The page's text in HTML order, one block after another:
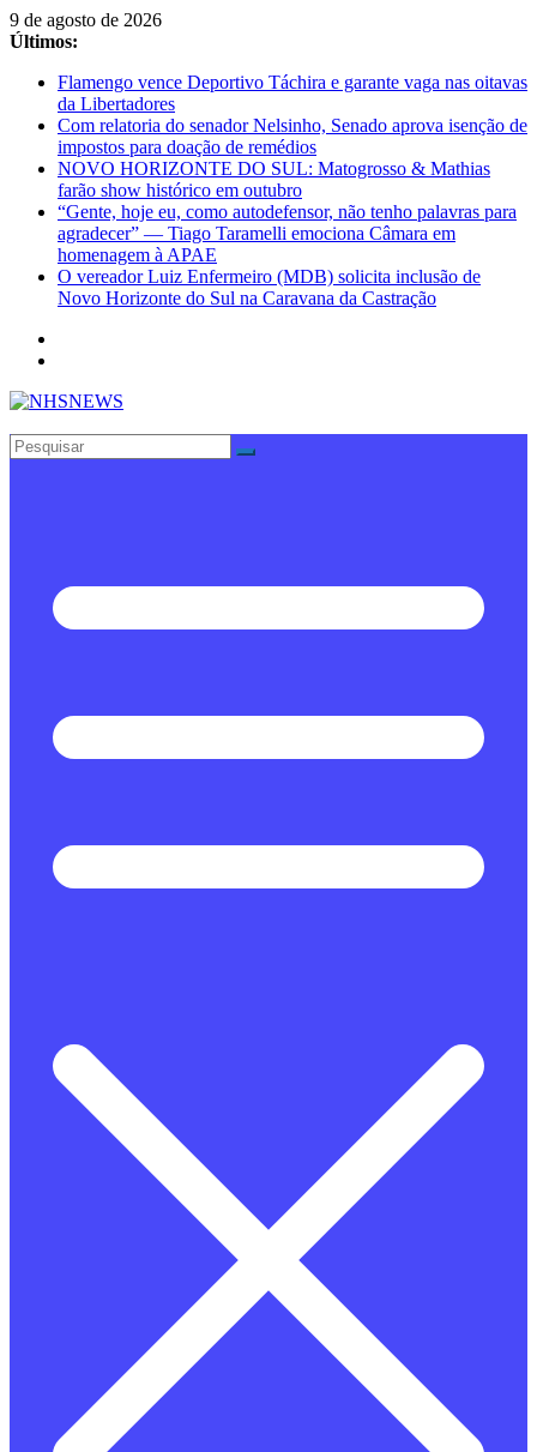
Pular
para
conteúdo
9 de agosto de 2026
Últimos:
Flamengo vence Deportivo Táchira e garante vaga nas oitavas
da Libertadores
Com relatoria do senador Nelsinho, Senado aprova isenção de
impostos para doação de remédios
NOVO HORIZONTE DO SUL: Matogrosso & Mathias
farão show histórico em outubro
“Gente, hoje eu, como autodefensor, não tenho palavras para
agradecer” — Tiago Taramelli emociona Câmara em
homenagem à APAE
O vereador Luiz Enfermeiro (MDB) solicita inclusão de
Novo Horizonte do Sul na Caravana da Castração